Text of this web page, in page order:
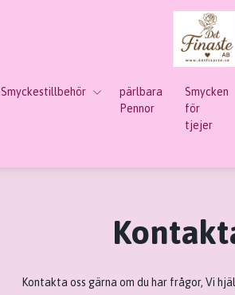
Smyckestillbehör
pärlbara
Pennor
Smycken
för
tjejer
Kontakta oss gärna om du har frågor, Vi